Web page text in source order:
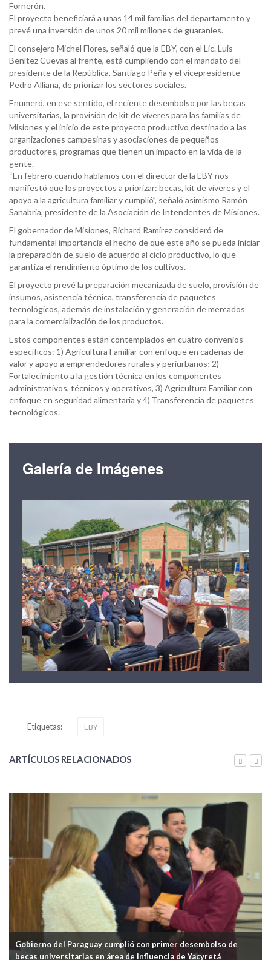
Fornerón.
El proyecto beneficiará a unas 14 mil familias del departamento y
prevé una inversión de unos 20 mil millones de guaraníes.
El consejero Michel Flores, señaló que la EBY, con el Lic. Luis
Benítez Cuevas al frente, está cumpliendo con el mandato del
presidente de la República, Santiago Peña y el vicepresidente
Pedro Alliana, de priorizar los sectores sociales.
Enumeró, en ese sentido, el reciente desembolso por las becas
universitarias, la provisión de kit de víveres para las familias de
Misiones y el inicio de este proyecto productivo destinado a las
organizaciones campesinas y asociaciones de pequeños
productores, programas que tienen un impacto en la vida de la
gente.
“En febrero cuando hablamos con el director de la EBY nos
manifestó que los proyectos a priorizar: becas, kit de víveres y el
apoyo a la agricultura familiar y cumplió”, señaló asimismo Ramón
Sanabria, presidente de la Asociación de Intendentes de Misiones.
El gobernador de Misiones, Richard Ramírez consideró de
fundamental importancia el hecho de que este año se pueda iniciar
la preparación de suelo de acuerdo al ciclo productivo, lo que
garantiza el rendimiento óptimo de los cultivos.
El proyecto prevé la preparación mecanizada de suelo, provisión de
insumos, asistencia técnica, transferencia de paquetes
tecnológicos, además de instalación y generación de mercados
para la comercialización de los productos.
Estos componentes están contemplados en cuatro convenios
específicos: 1) Agricultura Familiar con enfoque en cadenas de
valor y apoyo a emprendedores rurales y periurbanos; 2)
Fortalecimiento a la gestión técnica en los componentes
administrativos, técnicos y operativos, 3) Agricultura Familiar con
enfoque en seguridad alimentaria y 4) Transferencia de paquetes
tecnológicos.
Galería de Imágenes
Etiquetas: EBY
ARTÍCULOS RELACIONADOS
con primer desembolso de
influencia de Yacyretá
Realizan jornada simbólica de
los Periodistas